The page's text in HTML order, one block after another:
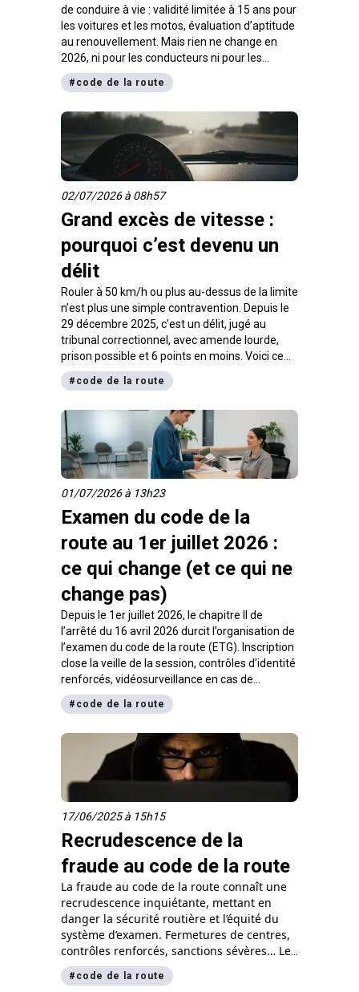
de conduire à vie : validité limitée à 15 ans pour
les voitures et les motos, évaluation d’aptitude
au renouvellement. Mais rien ne change en
2026, ni pour les conducteurs ni pour les
candidats. On démêle le vrai du faux, dates
officielles à l’appui.
# code de la route
02/07/2026 à 08h57
Grand excès de vitesse :
pourquoi c’est devenu un
délit
Rouler à 50 km/h ou plus au-dessus de la limite
n’est plus une simple contravention. Depuis le
29 décembre 2025, c’est un délit, jugé au
tribunal correctionnel, avec amende lourde,
prison possible et 6 points en moins. Voici ce
que ce changement implique pour ton permis.
# code de la route
01/07/2026 à 13h23
Examen du code de la
route au 1er juillet 2026 :
ce qui change (et ce qui ne
change pas)
Depuis le 1er juillet 2026, le chapitre II de
l’arrêté du 16 avril 2026 durcit l’organisation de
l’examen du code de la route (ETG). Inscription
close la veille de la session, contrôles d’identité
renforcés, vidéosurveillance en cas de
soupçon de fraude : on fait le point sur ce qui
change pour toi, et surtout sur ce qui ne bouge
# code de la route
17/06/2025 à 15h15
Recrudescence de la
fraude au code de la route
La fraude au code de la route connaît une
recrudescence inquiétante, mettant en
danger la sécurité routière et l’équité du
système d’examen. Fermetures de centres,
contrôles renforcés, sanctions sévères… Les
autorités luttent activement contre ce
phénomène. Dans cet article, découvrez les
# code de la route